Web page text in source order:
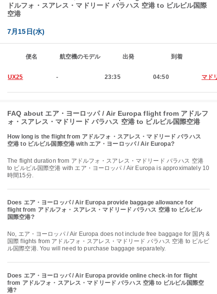
ドルフォ・スアレス・マドリード バラハス 空港 to ビルビル国際
空港
7月15日(水)
便名 航空機のモデル 出発 到着
UX25 - 23:35 04:50 マド
FAQ about エア・ヨーロッパ / Air Europa flight from アドルフ
ォ・スアレス・マドリード バラハス 空港 to ビルビル国際空港
How long is the flight from アドルフォ・スアレス・マドリード バラハス
空港 to ビルビル国際空港 with エア・ヨーロッパ / Air Europa?
The flight duration from アドルフォ・スアレス・マドリード バラハス 空港
to ビルビル国際空港 with エア・ヨーロッパ / Air Europa is approximately 10
時間15分.
Does エア・ヨーロッパ / Air Europa provide baggage allowance for
flight from アドルフォ・スアレス・マドリード バラハス 空港 to ビルビル
国際空港?
No, エア・ヨーロッパ / Air Europa does not include free baggage for 国内 &
国際 flights from アドルフォ・スアレス・マドリード バラハス 空港 to ビルビ
ル国際空港. You will need to purchase baggage separately.
Does エア・ヨーロッパ / Air Europa provide online check-in for flight
from アドルフォ・スアレス・マドリード バラハス 空港 to ビルビル国際空
港?